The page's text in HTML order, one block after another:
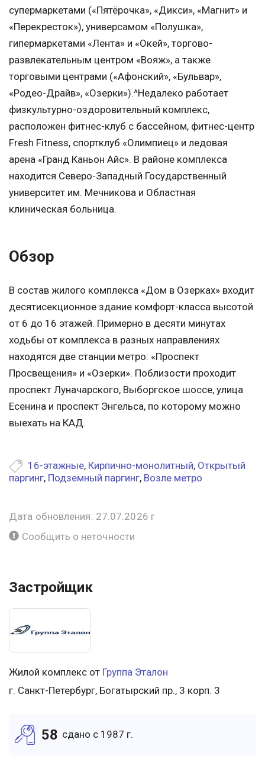
супермаркетами («Пятёрочка», «Дикси», «Магнит» и
«Перекресток»), универсамом «Полушка»,
гипермаркетами «Лента» и «Окей», торгово-
развлекательным центром «Вояж», а также
торговыми центрами («Афонский», «Бульвар»,
«Родео-Драйв», «Озерки»).^Недалеко работает
физкультурно-оздоровительный комплекс,
расположен фитнес-клуб с бассейном, фитнес-центр
Fresh Fitness, спортклуб «Олимпиец» и ледовая
арена «Гранд Каньон Айс». В районе комплекса
находится Северо-Западный Государственный
университет им. Мечникова и Областная
клиническая больница.
Обзор
В состав жилого комплекса «Дом в Озерках» входит
десятисекционное здание комфорт-класса высотой
от 6 до 16 этажей. Примерно в десяти минутах
ходьбы от комплекса в разных направлениях
находятся две станции метро: «Проспект
Просвещения» и «Озерки». Поблизости проходит
проспект Луначарского, Выборгское шоссе, улица
Есенина и проспект Энгельса, по которому можно
выехать на КАД.
16-этажные, Кирпично-монолитный, Открытый
паргинг, Подземный паргинг, Возле метро
Дата обновления: 27.07.2026 г
Сообщить о неточности
Застройщик
Жилой комплекс от Группа Эталон
г. Санкт-Петербург, Богатырский пр., 3 корп. 3
58 cдано c 1987 г.